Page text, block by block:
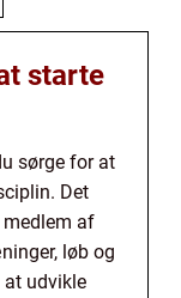
starte
sørge for at
Det
af
løb og
udvikle